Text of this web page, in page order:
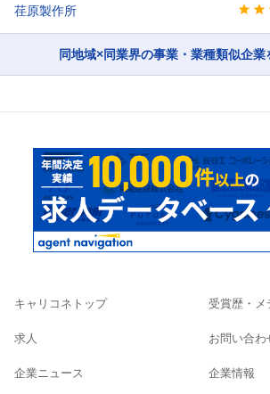
荏原製作所
同地域×同業界の事業・業種類似企業
キャリコネトップ
求人
企業ニュース
受賞歴・メ
お問い合わ
企業情報